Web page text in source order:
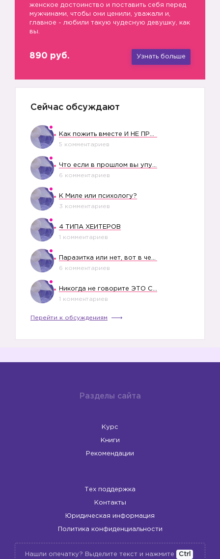
женское достоинство и поставить себя перед
мужчинами, чтобы они ценили, уважали и,
главное - любили такую чудесную девушку, как
вы.
890 руб. Узнать больше
Сейчас обсуждают
5 комментариев
6 комментариев
К Миле или психологу?
3 комментариев
4 ТИПА ХЕЙТЕРОВ
1 комментариев
6 комментариев
1 комментариев
Перейти к обсуждениям
Разделы сайта
Курс
Книги
Рекомендации
Тех поддержка
Контакты
Юридическая информация
Политика конфиденциальности
Нашли опечатку? Выделите текст и нажмите Ctrl